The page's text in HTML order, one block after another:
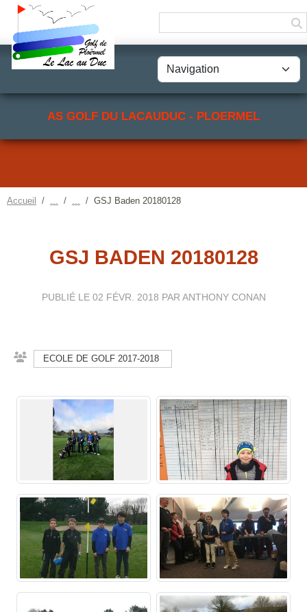
AS GOLF DU LACAUDUC - PLOERMEL
Accueil GSJ Baden 20180128
GSJ BADEN 20180128
PUBLIÉ LE 02 FÉVR. 2018 PAR ANTHONY CONAN
ECOLE DE GOLF 2017-2018
Panneau de gestion des cookies